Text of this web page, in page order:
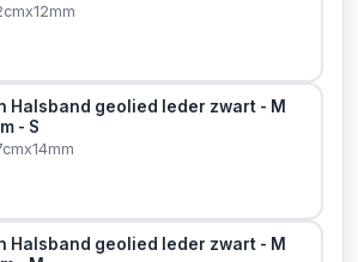
Halsband geolied leder zwart - M
- S
Halsband geolied leder zwart - M